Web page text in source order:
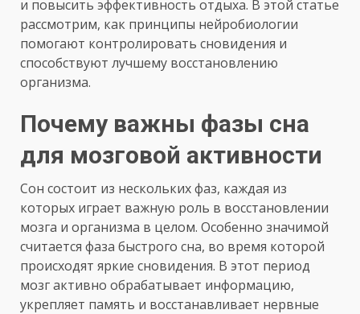
и повысить эффективность отдыха. В этой статье
рассмотрим, как принципы нейробиологии
помогают контролировать сновидения и
способствуют лучшему восстановлению
организма.
Почему важны фазы сна
для мозговой активности
Сон состоит из нескольких фаз, каждая из
которых играет важную роль в восстановлении
мозга и организма в целом. Особенно значимой
считается фаза быстрого сна, во время которой
происходят яркие сновидения. В этот период
мозг активно обрабатывает информацию,
укрепляет память и восстанавливает нервные